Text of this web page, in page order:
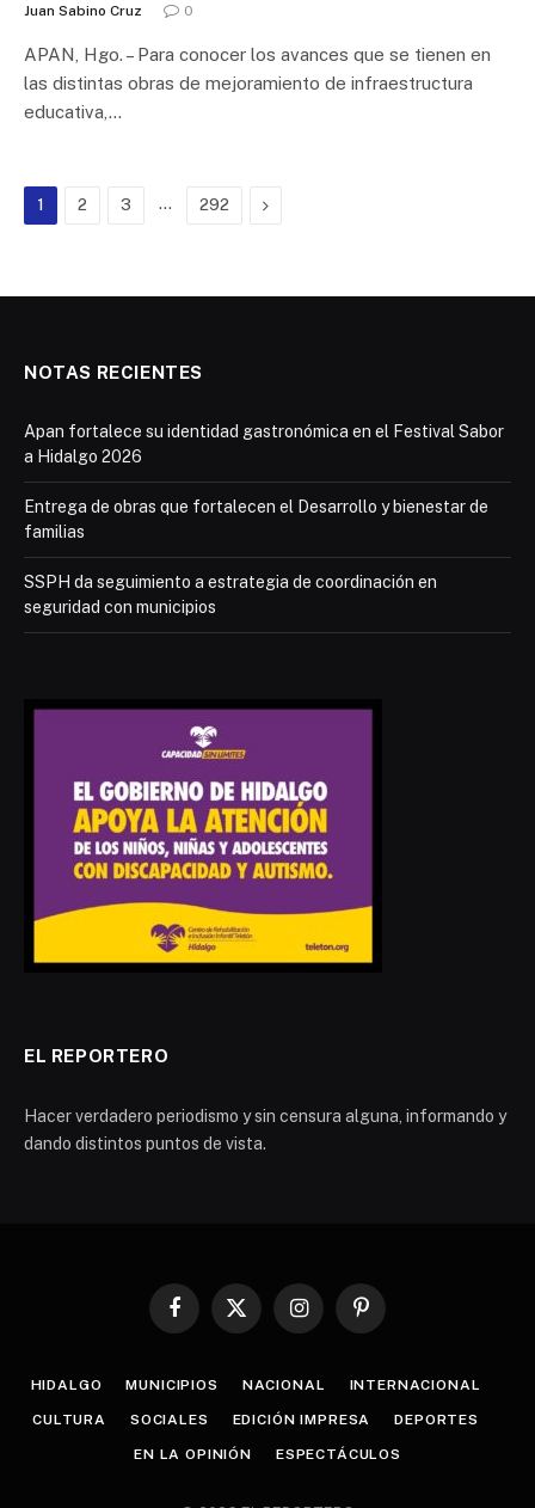
Juan Sabino Cruz 0
APAN, Hgo. – Para conocer los avances que se tienen en
las distintas obras de mejoramiento de infraestructura
educativa,…
1 2 3 … 292 Next
NOTAS RECIENTES
Apan fortalece su identidad gastronómica en el Festival Sabor
a Hidalgo 2026
Entrega de obras que fortalecen el Desarrollo y bienestar de
familias
SSPH da seguimiento a estrategia de coordinación en
seguridad con municipios
EL REPORTERO
Hacer verdadero periodismo y sin censura alguna, informando y
dando distintos puntos de vista.
Facebook
X
InstagramPinterest
HIDALGO MUNICIPIOS NACIONAL INTERNACIONAL
CULTURA SOCIALES EDICIÓN IMPRESA DEPORTES
EN LA OPINIÓN ESPECTÁCULOS